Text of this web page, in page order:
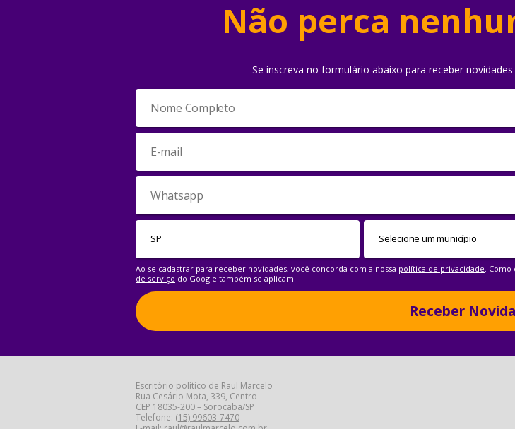
Não perca
Se inscreva no formulário abaixo para receber
Ao se cadastrar para receber novidades, você concorda com a nossa política de privacidade. Como
de serviço do Google também se aplicam.
Receber
Escritório político de Raul Marcelo
Rua Cesário Mota, 339, Centro
CEP 18035-200 – Sorocaba/SP
Telefone: (15) 99603-7470